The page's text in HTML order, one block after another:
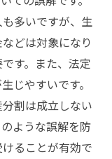
多いですが、生
どは対象になり
す。また、法定
じやすいです。
割は成立しない
ような誤解を防
ることが有効で